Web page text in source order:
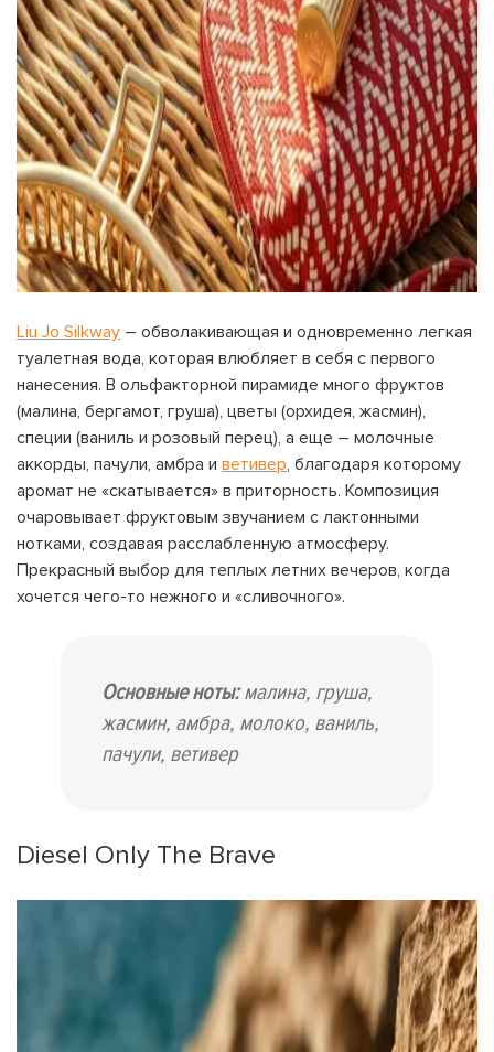
Liu Jo Silkway – обволакивающая и одновременно легкая
туалетная вода, которая влюбляет в себя с первого
нанесения. В ольфакторной пирамиде много фруктов
(малина, бергамот, груша), цветы (орхидея, жасмин),
специи (ваниль и розовый перец), а еще – молочные
аккорды, пачули, амбра и ветивер, благодаря которому
аромат не «скатывается» в приторность. Композиция
очаровывает фруктовым звучанием с лактонными
нотками, создавая расслабленную атмосферу.
Прекрасный выбор для теплых летних вечеров, когда
хочется чего-то нежного и «сливочного».
Основные ноты:малина, груша,
жасмин, амбра, молоко, ваниль,
пачули, ветивер
Diesel Only The Brave